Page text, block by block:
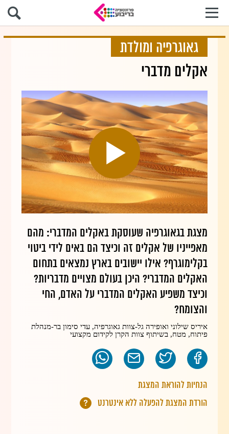
גאוגרפיה ומולדת
אקלים מדברי
מצגת בגאוגרפיה שעוסקת באקלים המדברי: מהם
מאפייניו של אקלים זה וכיצד הם באים לידי ביטוי
בקלימוגרף? אילו יישובים בארץ נמצאים בתחום
האקלים המדברי? היכן בעולם מצויים מדבריות?
וכיצד משפיע האקלים המדברי על האדם, החי
והצומח?
איריס שילוני ואופירה גל-צוות גאוגרפיה, עדי סימון בר-מנהלת
פיתוח, מטח, בשיתוף צוות הקרן לקידום מקצועי
הנחיות להוראת המצגת
הורדת המצגת להפעלה ללא אינטרנט